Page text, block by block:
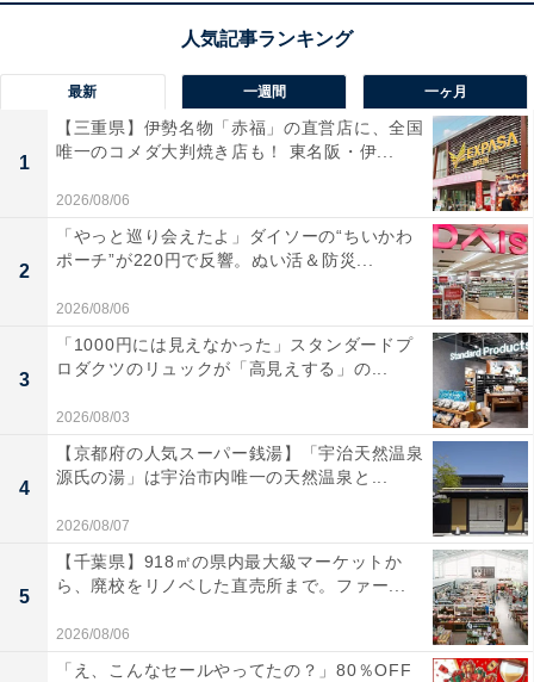
最新 一週間 一ヶ月
1
【三重県】伊勢名物「赤福」の直営店に、全国
唯一のコメダ大判焼き店も！ 東名阪・伊...
2026/08/06
2
「やっと巡り会えたよ」ダイソーの“ちいかわ
ポーチ”が220円で反響。ぬい活＆防災...
2026/08/06
3
「1000円には見えなかった」スタンダードプ
ロダクツのリュックが「高見えする」の...
2026/08/03
4
【京都府の人気スーパー銭湯】「宇治天然温泉
源氏の湯」は宇治市内唯一の天然温泉と...
2026/08/07
5
【千葉県】918㎡の県内最大級マーケットか
ら、廃校をリノベした直売所まで。ファー...
2026/08/06
「え、こんなセールやってたの？」80％OFF